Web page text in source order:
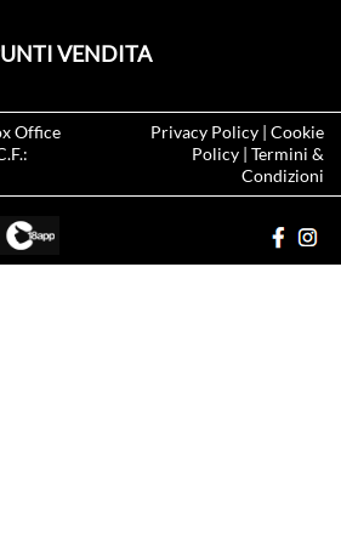
VENDITA
Office
Privacy Policy| Cookie
Policy| Termini &
Condizioni